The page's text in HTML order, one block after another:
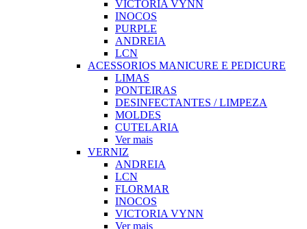
VICTORIA VYNN
INOCOS
PURPLE
ANDREIA
LCN
ACESSORIOS MANICURE E PEDICURE
LIMAS
PONTEIRAS
DESINFECTANTES / LIMPEZA
MOLDES
CUTELARIA
Ver mais
VERNIZ
ANDREIA
LCN
FLORMAR
INOCOS
VICTORIA VYNN
Ver mais